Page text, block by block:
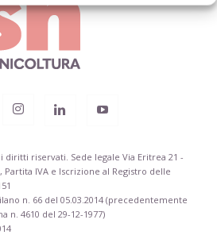
riservati. Sede legale Via Eritrea 21 -
Partita IVA e Iscrizione al Registro delle
n. 66 del 05.03.2014 (precedentemente
n. 4610 del 29-12-1977)